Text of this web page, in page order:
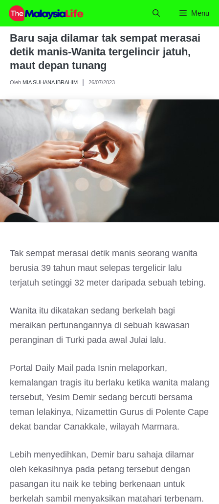
Skip
content
Menu
Baru saja dilamar tak sempat merasai
detik manis-Wanita tergelincir jatuh,
maut depan tunang
Oleh MIA SUHANA IBRAHIM 26/07/2023
Tak sempat merasai detik manis seorang wanita
berusia 39 tahun maut selepas tergelicir lalu
terjatuh setinggi 32 meter daripada sebuah tebing.
Wanita itu dikatakan sedang berkelah bagi
meraikan pertunangannya di sebuah kawasan
peranginan di Turki pada awal Julai lalu.
Portal Daily Mail pada Isnin melaporkan,
kemalangan tragis itu berlaku ketika wanita malang
tersebut, Yesim Demir sedang bercuti bersama
teman lelakinya, Nizamettin Gurus di Polente Cape
dekat bandar Canakkale, wilayah Marmara.
Lebih menyedihkan, Demir baru sahaja dilamar
oleh kekasihnya pada petang tersebut dengan
pasangan itu naik ke tebing berkenaan untuk
berkelah sambil menyaksikan matahari terbenam.